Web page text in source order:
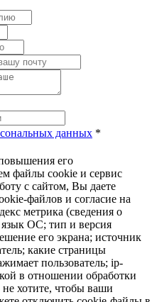
данных *
его
файлы cookie и сервис
с сайтом, Вы даете
файлов и согласие на
метрика (сведения о
ОС; тип и версия
его экрана; источник
какие страницы
пользователь; ip-
в отношении обработки
хотите, чтобы ваши